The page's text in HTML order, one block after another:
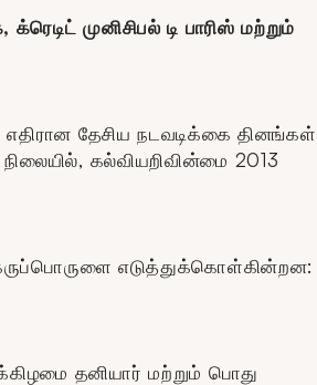
முனிசிபல் டி பாரிஸ் மற்றும்
தேசிய நடவடிக்கை தினங்கள்
கல்வியறிவின்மை 2013
எடுத்துக்கொள்கின்றன:
தனியார் மற்றும் பொது